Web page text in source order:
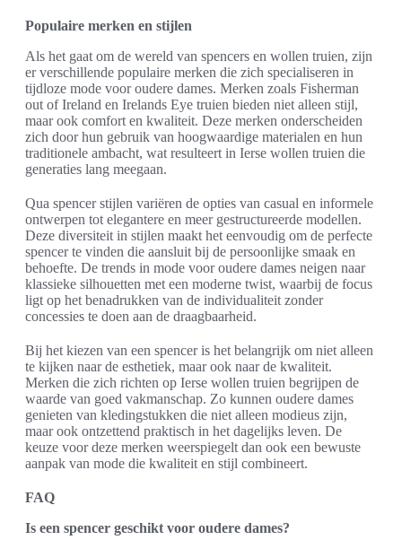
Populaire merken en stijlen
Als het gaat om de wereld van spencers en wollen truien, zijn
er verschillende populaire merken die zich specialiseren in
tijdloze mode voor oudere dames. Merken zoals Fisherman
out of Ireland en Irelands Eye truien bieden niet alleen stijl,
maar ook comfort en kwaliteit. Deze merken onderscheiden
zich door hun gebruik van hoogwaardige materialen en hun
traditionele ambacht, wat resulteert in Ierse wollen truien die
generaties lang meegaan.
Qua spencer stijlen variëren de opties van casual en informele
ontwerpen tot elegantere en meer gestructureerde modellen.
Deze diversiteit in stijlen maakt het eenvoudig om de perfecte
spencer te vinden die aansluit bij de persoonlijke smaak en
behoefte. De trends in mode voor oudere dames neigen naar
klassieke silhouetten met een moderne twist, waarbij de focus
ligt op het benadrukken van de individualiteit zonder
concessies te doen aan de draagbaarheid.
Bij het kiezen van een spencer is het belangrijk om niet alleen
te kijken naar de esthetiek, maar ook naar de kwaliteit.
Merken die zich richten op Ierse wollen truien begrijpen de
waarde van goed vakmanschap. Zo kunnen oudere dames
genieten van kledingstukken die niet alleen modieus zijn,
maar ook ontzettend praktisch in het dagelijks leven. De
keuze voor deze merken weerspiegelt dan ook een bewuste
aanpak van mode die kwaliteit en stijl combineert.
FAQ
Is een spencer geschikt voor oudere dames?